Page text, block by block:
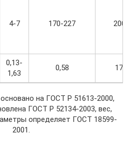
4-7 170-227 200-
0,13-
1,63
0,58 17,5-
на ГОСТ Р 51613-2000,
ГОСТ Р 52134-2003, вес,
определяет ГОСТ 18599-
2001.